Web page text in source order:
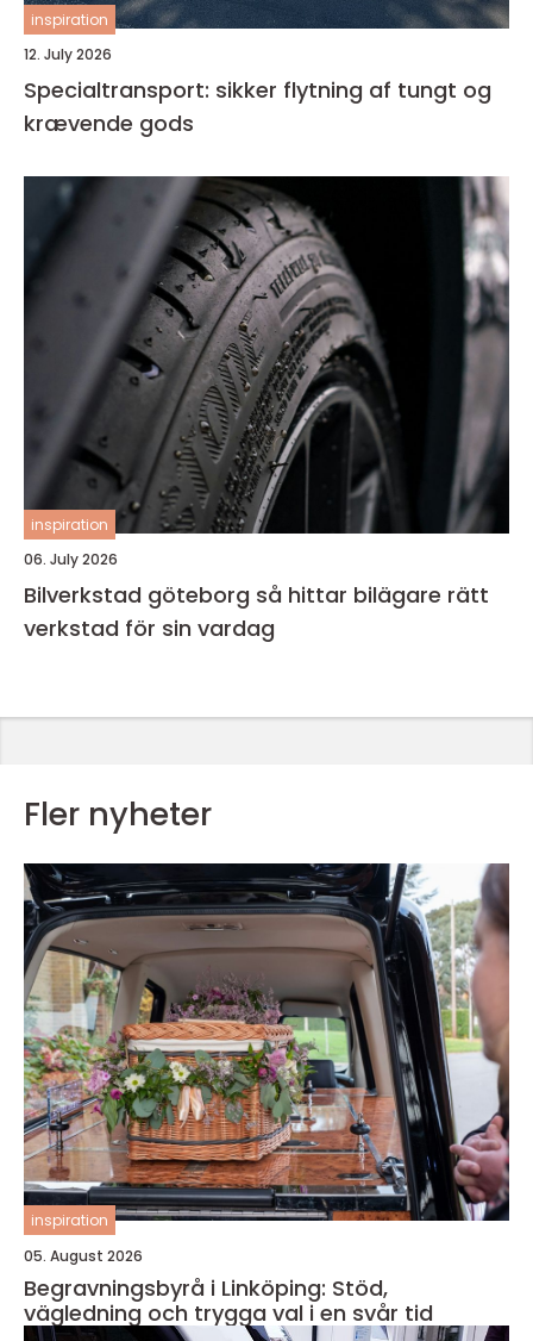
inspiration
12. July 2026
Specialtransport: sikker flytning af tungt og
krævende gods
inspiration
06. July 2026
Bilverkstad göteborg så hittar bilägare rätt
verkstad för sin vardag
Fler nyheter
inspiration
05. August 2026
Begravningsbyrå i Linköping: Stöd,
vägledning och trygga val i en svår tid